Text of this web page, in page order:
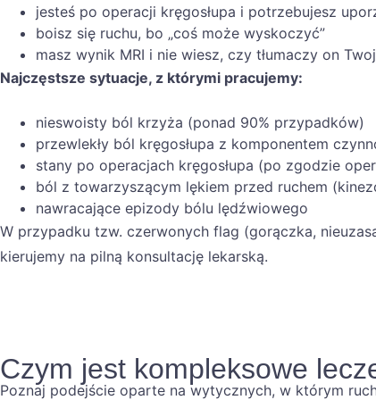
jesteś po operacji kręgosłupa i potrzebujesz
boisz się ruchu, bo „coś może wyskoczyć”
masz wynik MRI i nie wiesz, czy tłumaczy on
Najczęstsze sytuacje, z którymi pracujemy:
nieswoisty ból krzyża (ponad 90% przypadków)
przewlekły ból kręgosłupa z komponentem
stany po operacjach kręgosłupa (po zgodzie
ból z towarzyszącym lękiem przed ruchem
nawracające epizody bólu lędźwiowego
W przypadku tzw. czerwonych flag (gorączka,
kierujemy na pilną konsultację lekarską.
Czym jest kompleksowe
Poznaj podejście oparte na wytycznych, w którym